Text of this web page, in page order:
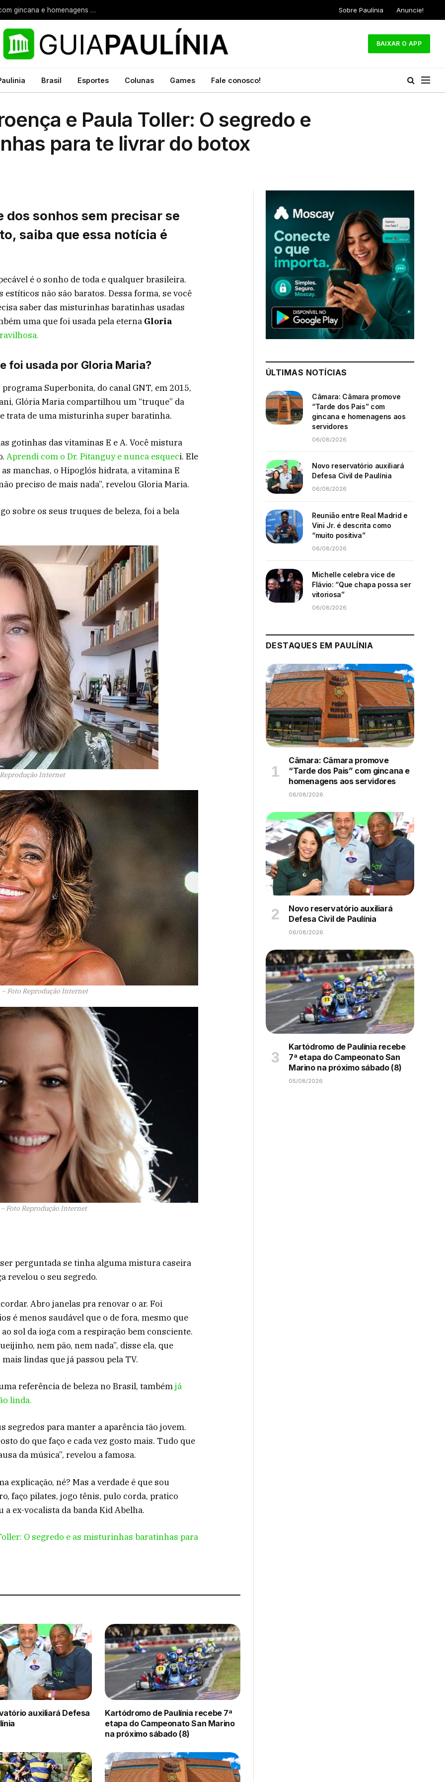
Câmara: Câmara promove “Tarde dos Pais” com gincana e homenagens aos servidores Sobre Paulínia Anuncie!
BAIXAR O APP
Brasil Esportes Colunas Games Fale conosco!
e Paula Toller: O segredo e
para te livrar do botox
dos sonhos sem precisar se
saiba que essa notícia é
é o sonho de toda e qualquer brasileira.
não são baratos. Dessa forma, se você
saber das misturinhas baratinhas usadas
uma que foi usada pela eterna Gloria
foi usada por Gloria Maria?
Superbonita, do canal GNT, em 2015,
Glória Maria compartilhou um “truque” da
trata de uma misturinha super baratinha.
gotinhas das vitaminas E e A. Você mistura
Aprendi com o Dr. Pitanguy e nunca esqueci. Ele
manchas, o Hipoglós hidrata, a vitamina E
preciso de mais nada”, revelou Gloria Maria.
sobre os seus truques de beleza, foi a bela
Internet
Foto Reprodução Internet
Foto Reprodução Internet
perguntada se tinha alguma mistura caseira
revelou o seu segredo.
Abro janelas pra renovar o ar. Foi
é menos saudável que o de fora, mesmo que
sol da ioga com a respiração bem consciente.
nem pão, nem nada”, disse ela, que
lindas que já passou pela TV.
referência de beleza no Brasil, tambémjá
linda.
segredos para manter a aparência tão jovem.
do que faço e cada vez gosto mais. Tudo que
da música”, revelou a famosa.
explicação, né? Mas a verdade é que sou
faço pilates, jogo tênis, pulo corda, pratico
ex-vocalista da banda Kid Abelha.
O segredo e as misturinhas baratinhas para
auxiliará Defesa
Kartódromo de Paulínia recebe 7ª
etapa do Campeonato San Marino
na próximo sábado (8)
ÚLTIMAS NOTÍCIAS
Câmara: Câmara promove
“Tarde dos Pais” com
gincana e homenagens aos
servidores
06/08/2026
Novo reservatório auxiliará
Defesa Civil de Paulínia
06/08/2026
Reunião entre Real Madrid e
Vini Jr. é descrita como
“muito positiva”
06/08/2026
Michelle celebra vice de
Flávio: “Que chapa possa ser
vitoriosa”
06/08/2026
DESTAQUES EM PAULÍNIA
Câmara: Câmara promove
“Tarde dos Pais” com gincana e
homenagens aos servidores
06/08/2026
Novo reservatório auxiliará
Defesa Civil de Paulínia
06/08/2026
Kartódromo de Paulínia recebe
7ª etapa do Campeonato San
Marino na próximo sábado (8)
05/08/2026